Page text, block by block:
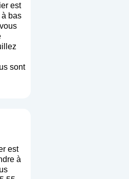
est
bas
sont
est
à